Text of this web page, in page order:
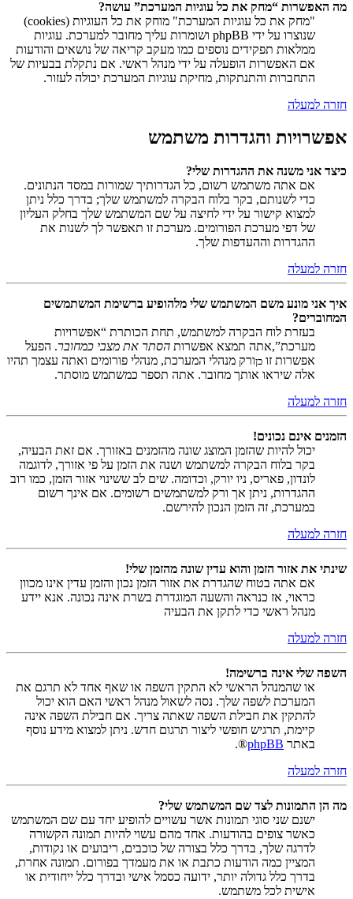
מה האפשרות “מחק את כל עוגיות המערכת” עושה?
"מחק את כל עוגיות המערכת" מוחק את כל העוגיות (cookies)
שנוצרו על ידי phpBB ושומרות עליך מחובר למערכת. עוגיות
ממלאות תפקידים נוספים כמו מעקב קריאה של נושאים והודעות
אם האפשרות הופעלה על ידי מנהל ראשי. אם נתקלת בבעיות של
התחברות והתנתקות, מחיקת עוגיות המערכת יכולה לעזור.
חזרה למעלה
אפשרויות והגדרות משתמש
כיצד אני משנה את ההגדרות שלי?
אם אתה משתמש רשום, כל הגדרותיך שמורות במסד הנתונים.
כדי לשנותם, בקר בלוח הבקרה למשתמש שלך; בדרך כלל ניתן
למצוא קישור על ידי לחיצה על שם המשתמש שלך בחלק העליון
של דפי מערכת הפורומים. מערכת זו תאפשר לך לשנות את
ההגדרות וההעדפות שלך.
חזרה למעלה
איך אני מונע משם המשתמש שלי מלהופיע ברשימת המשתמשים
המחוברים?
בעזרת לוח הבקרה למשתמש, תחת הכותרת “אפשרויות
מערכת”,אתה תמצא אפשרות הסתר את מצבי כמחובר. הפעל
אפשרות זו כןורק מנהלי המערכת, מנהלי פורומים ואתה עצמך תהיו
אלה שיראו אותך מחובר. אתה תספר כמשתמש מוסתר.
חזרה למעלה
הזמנים אינם נכונים!
יכול להיות שהזמן המוצג שונה מהזמנים באזורך. אם זאת הבעיה,
בקר בלוח הבקרה למשתמש ושנה את הזמן על פי אזורך, לדוגמה
לונדון, פאריס, ניו יורק, וכדומה. שים לב ששינוי אזור הזמן, כמו רוב
ההגדרות, ניתן אך ורק למשתמשים רשומים. אם אינך רשום
במערכת, זה הזמן הנכון להירשם.
חזרה למעלה
שינתי את אזור הזמן והוא עדין שונה מהזמן שלי!
אם אתה בטוח שהגדרת את אזור הזמן נכון והזמן עדין אינו מכוון
כראוי, אז כנראה והשעה המוגדרת בשרת אינה נכונה. אנא יידע
מנהל ראשי כדי לתקן את הבעיה
חזרה למעלה
השפה שלי אינה ברשימה!
או שהמנהל הראשי לא התקין השפה או שאף אחד לא תרגם את
המערכת לשפה שלך. נסה לשאול מנהל ראשי האם הוא יכול
להתקין את חבילת השפה שאתה צריך. אם חבילת השפה אינה
קיימת, תרגיש חופשי ליצור תרגום חדש. ניתן למצוא מידע נוסף
באתר phpBB
®.
חזרה למעלה
מה הן התמונות לצד שם המשתמש שלי?
ישנם שני סוגי תמונות אשר עשויים להופיע יחד עם שם המשתמש
כאשר צופים בהודעות. אחד מהם עשוי להיות תמונה הקשורה
לדרגה שלך, בדרך כלל בצורה של כוכבים, ריבועים או נקודות,
המציין כמה הודעות כתבת או את מעמדך בפורום. תמונה אחרת,
בדרך כלל גדולה יותר, ידועה כסמל אישי ובדרך כלל ייחודית או
אישית לכל משתמש.